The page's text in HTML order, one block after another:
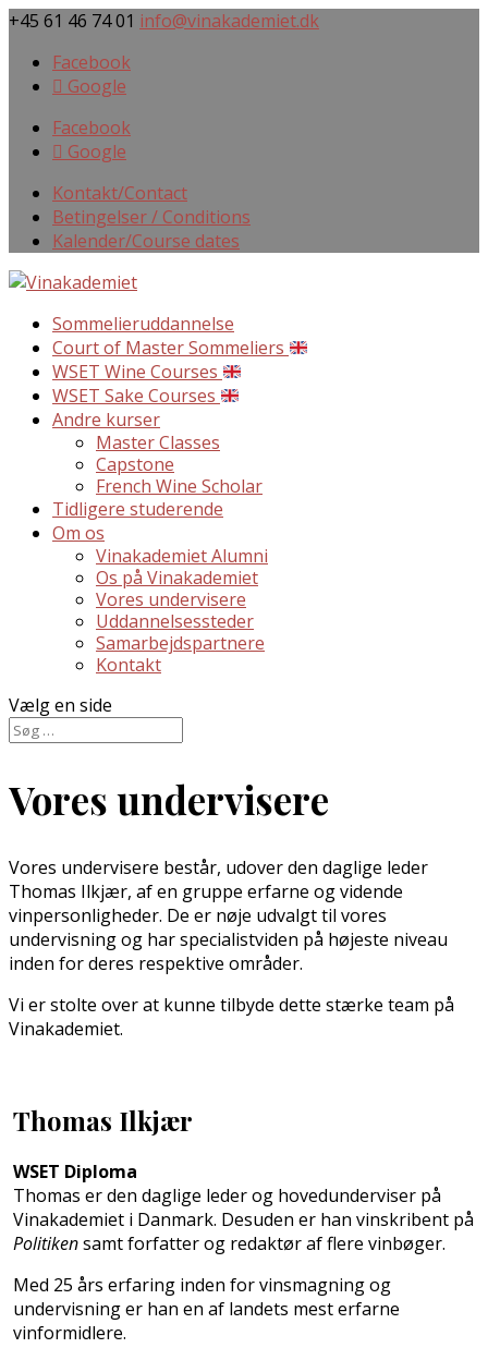
+45 61 46 74 01 info@vinakademiet.dk
Facebook
Google
Facebook
Google
Kontakt/Contact
Betingelser / Conditions
Kalender/Course dates
Sommelieruddannelse
Court of Master Sommeliers
WSET Wine Courses
WSET Sake Courses
Andre kurser
Master Classes
Capstone
French Wine Scholar
Tidligere studerende
Om os
Vinakademiet Alumni
Os på Vinakademiet
Vores undervisere
Uddannelsessteder
Samarbejdspartnere
Kontakt
Vælg en side
Vores undervisere
Vores undervisere består, udover den daglige leder
Thomas Ilkjær, af en gruppe erfarne og vidende
vinpersonligheder. De er nøje udvalgt til vores
undervisning og har specialistviden på højeste niveau
inden for deres respektive områder.
Vi er stolte over at kunne tilbyde dette stærke team på
Vinakademiet.
Thomas Ilkjær
WSET Diploma
Thomas er den daglige leder og hovedunderviser på
Vinakademiet i Danmark. Desuden er han vinskribent på
Politikensamt forfatter og redaktør af flere vinbøger.
Med 25 års erfaring inden for vinsmagning og
undervisning er han en af landets mest erfarne
vinformidlere.